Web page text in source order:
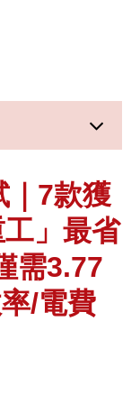
｜7款獲
」最省
需3.77
/電費